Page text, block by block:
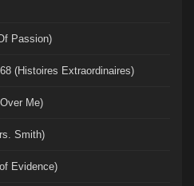
Passion)
(Histoires Extraordinaires)
Me)
Smith)
Evidence)